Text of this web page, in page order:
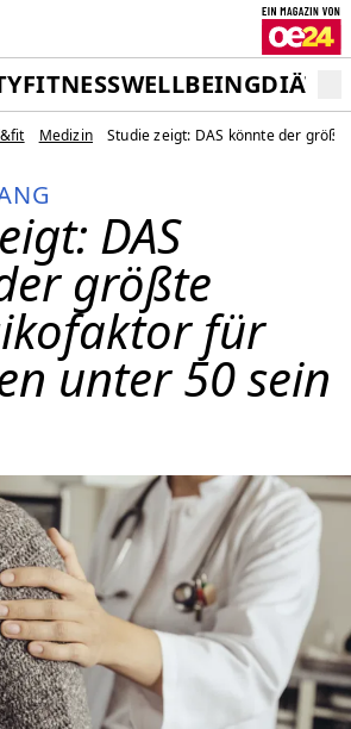
FITNESSWELLBEINGDIÄT
Medizin Studie zeigt: DAS könnte der
DAS
größte
für
unter 50 sein